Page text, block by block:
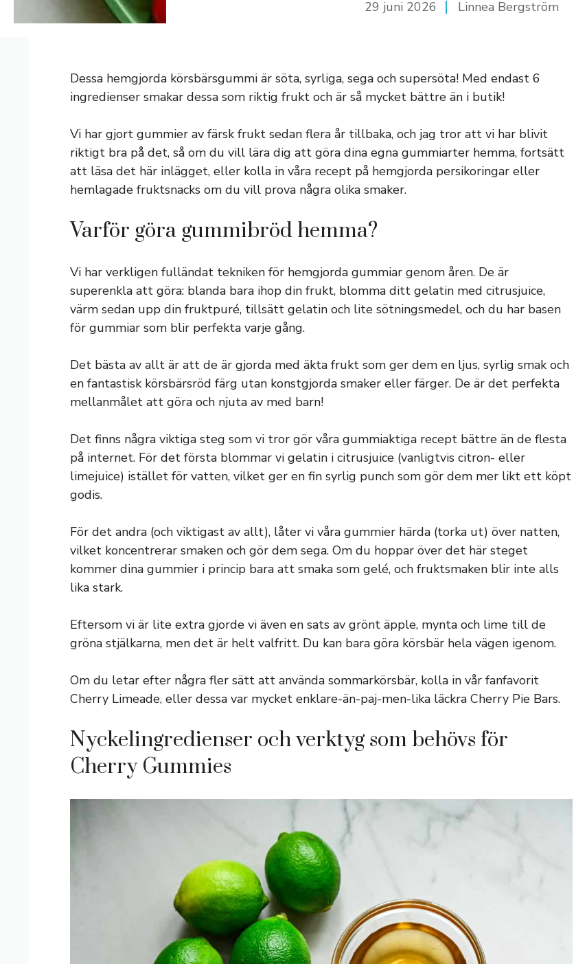
29 juni 2026 Linnea Bergström
Dessa hemgjorda körsbärsgummi är söta, syrliga, sega och supersöta! Med endast 6
ingredienser smakar dessa som riktig frukt och är så mycket bättre än i butik!
Vi har gjort gummier av färsk frukt sedan flera år tillbaka, och jag tror att vi har blivit
riktigt bra på det, så om du vill lära dig att göra dina egna gummiarter hemma, fortsätt
att läsa det här inlägget, eller kolla in våra recept på hemgjorda persikoringar eller
hemlagade fruktsnacks om du vill prova några olika smaker.
Varför göra gummibröd hemma?
Vi har verkligen fulländat tekniken för hemgjorda gummiar genom åren. De är
superenkla att göra: blanda bara ihop din frukt, blomma ditt gelatin med citrusjuice,
värm sedan upp din fruktpuré, tillsätt gelatin och lite sötningsmedel, och du har basen
för gummiar som blir perfekta varje gång.
Det bästa av allt är att de är gjorda med äkta frukt som ger dem en ljus, syrlig smak och
en fantastisk körsbärsröd färg utan konstgjorda smaker eller färger. De är det perfekta
mellanmålet att göra och njuta av med barn!
Det finns några viktiga steg som vi tror gör våra gummiaktiga recept bättre än de flesta
på internet. För det första blommar vi gelatin i citrusjuice (vanligtvis citron- eller
limejuice) istället för vatten, vilket ger en fin syrlig punch som gör dem mer likt ett köpt
godis.
För det andra (och viktigast av allt), låter vi våra gummier härda (torka ut) över natten,
vilket koncentrerar smaken och gör dem sega. Om du hoppar över det här steget
kommer dina gummier i princip bara att smaka som gelé, och fruktsmaken blir inte alls
lika stark.
Eftersom vi är lite extra gjorde vi även en sats av grönt äpple, mynta och lime till de
gröna stjälkarna, men det är helt valfritt. Du kan bara göra körsbär hela vägen igenom.
Om du letar efter några fler sätt att använda sommarkörsbär, kolla in vår fanfavorit
Cherry Limeade, eller dessa var mycket enklare-än-paj-men-lika läckra Cherry Pie Bars.
Nyckelingredienser och verktyg som behövs för
Cherry Gummies